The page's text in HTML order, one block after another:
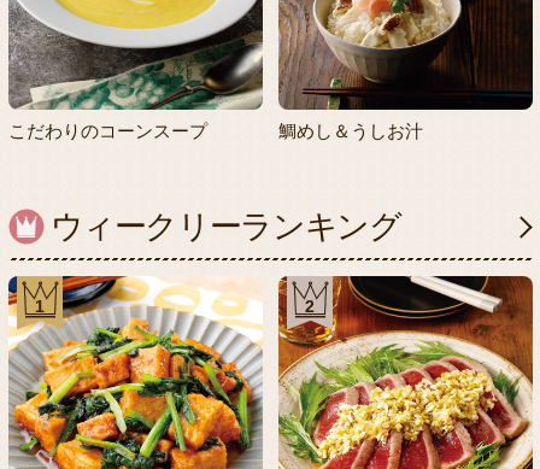
こだわりのコーンスープ 鯛めし＆うしお汁
ウィークリーランキング
1 2